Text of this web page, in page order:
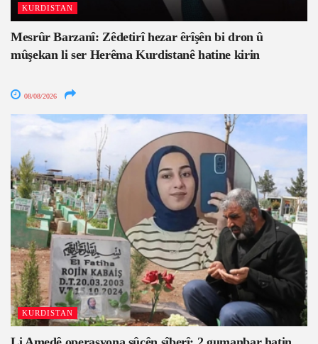
KURDISTAN
Mesrûr Barzanî: Zêdetirî hezar êrîşên bi dron û
mûşekan li ser Herêma Kurdistanê hatine kirin
08/08/2026
KURDISTAN